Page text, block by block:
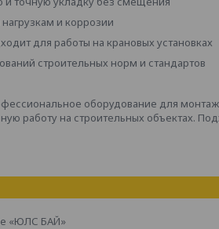
и коррозии
для работы на крановых установках
строительных норм и стандартов
оборудование для
работу на строительных объектах.
«ЮЛС БАЙ»